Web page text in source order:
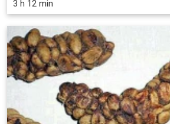
3 h 12 min